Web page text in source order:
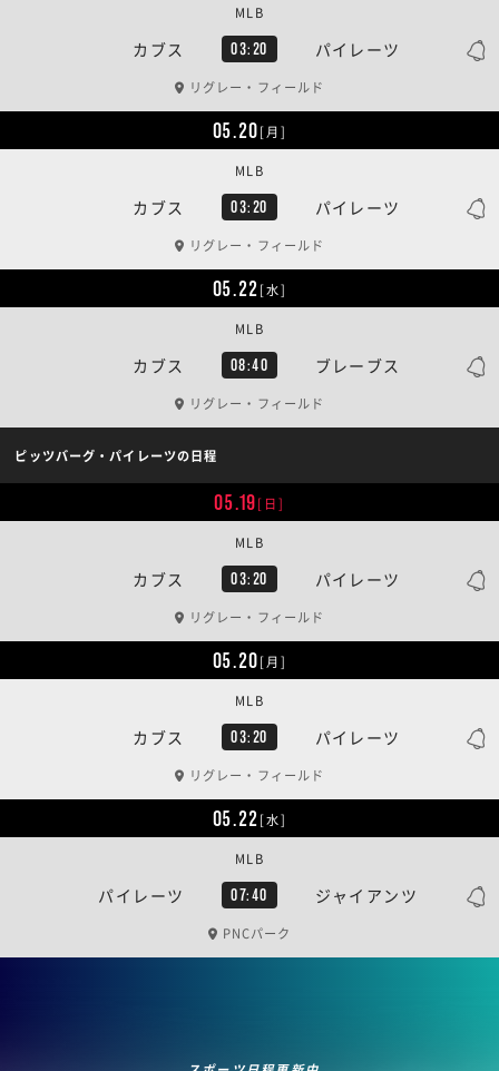
カブス 03:20 パイレーツ
MLB
リグレー・フィールド
05.20[月]
カブス 03:20 パイレーツ
MLB
リグレー・フィールド
05.22[水]
カブス 08:40 ブレーブス
MLB
リグレー・フィールド
ピッツバーグ・パイレーツの日程
05.19[日]
カブス 03:20 パイレーツ
MLB
リグレー・フィールド
05.20[月]
カブス 03:20 パイレーツ
MLB
リグレー・フィールド
05.22[水]
パイレーツ 07:40 ジャイアンツ
MLB
PNCパーク